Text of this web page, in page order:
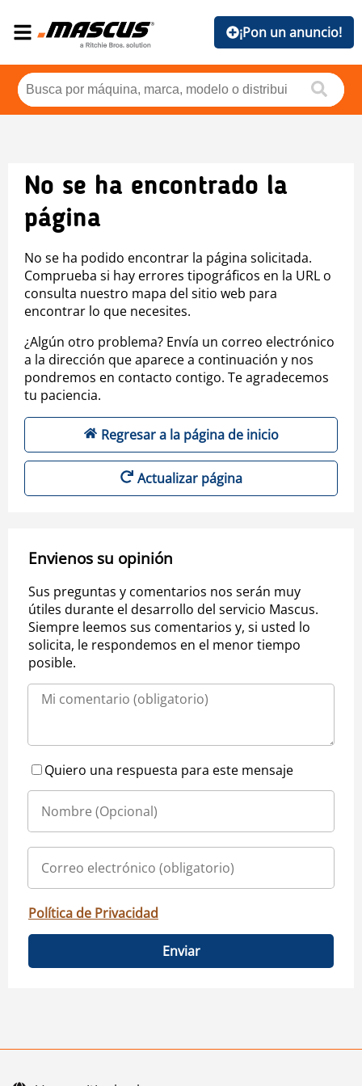
¡Pon un anuncio!
No se ha encontrado la
página
No se ha podido encontrar la página solicitada.
Comprueba si hay errores tipográficos en la URL o
consulta nuestro mapa del sitio web para
encontrar lo que necesites.
¿Algún otro problema? Envía un correo electrónico
a la dirección que aparece a continuación y nos
pondremos en contacto contigo. Te agradecemos
tu paciencia.
Regresar a la página de inicio
Actualizar página
Envienos su opinión
Sus preguntas y comentarios nos serán muy
útiles durante el desarrollo del servicio Mascus.
Siempre leemos sus comentarios y, si usted lo
solicita, le respondemos en el menor tiempo
posible.
Quiero una respuesta para este mensaje
Política de Privacidad
Enviar